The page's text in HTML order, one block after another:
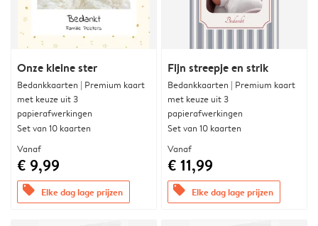
Onze kleine ster
Bedankkaarten | Premium kaart
met keuze uit 3
papierafwerkingen
Set van 10 kaarten
Vanaf
€ 9,99
offers Elke dag lage prijzen
Fijn streepje en strik
Bedankkaarten | Premium kaart
met keuze uit 3
papierafwerkingen
Set van 10 kaarten
Vanaf
€ 11,99
offers Elke dag lage prijzen